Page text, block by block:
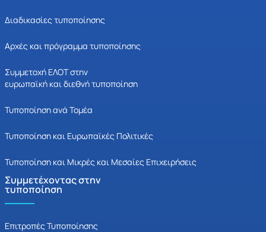
Διαδικασίες τυποποίησης
Αρχές και πρόγραμμα τυποποίησης
Συμμετοχή ΕΛΟΤ στην
ευρωπαϊκή και διεθνή τυποποίηση
Τυποποίηση ανά Τομέα
Τυποποίηση και Ευρωπαϊκές Πολιτικές
Τυποποίηση και Μικρές και Μεσαίες Επιχειρήσεις
Συμμετέχοντας στην
τυποποίηση
Επιτροπές Τυποποίησης